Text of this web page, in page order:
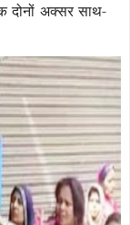
दोनों अक्सर साथ-